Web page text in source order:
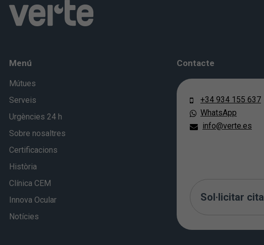
Menú
Mútues
Serveis
Urgències 24 h
Sobre nosaltres
Certificacions
Història
Clínica CEM
Innova Ocular
Notícies
Contacte
+34 934 155 637
WhatsApp
info@verte.es
Sol·licitar cita